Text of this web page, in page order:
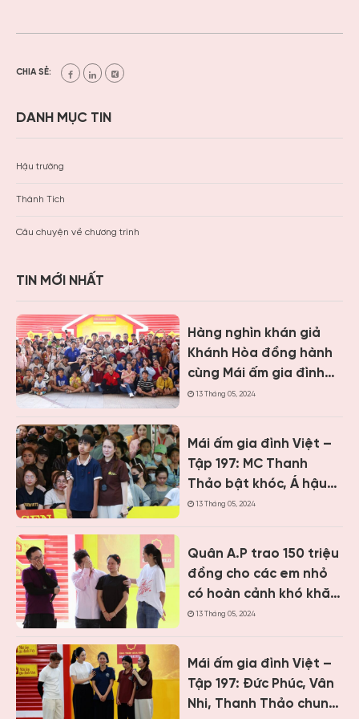
CHIA SẺ:
DANH MỤC TIN
Hậu trường
Thành Tích
Câu chuyện về chương trình
TIN MỚI NHẤT
Hàng nghìn khán giả
Khánh Hòa đồng hành
cùng Mái ấm gia đình
Việt, trao hơn 9 tỷ
13 Tháng 05, 2024
Mái ấm gia đình Việt –
Tập 197: MC Thanh
Thảo bật khóc, Á hậu
Vân Nhi và ca sĩ Nguyễn
chăm mẹ bệnh tâm
thần
13 Tháng 05, 2024
Quân A.P trao 150 triệu
đồng cho các em nhỏ
có hoàn cảnh khó khăn
khi ghi hình “Mái ấm gia
13 Tháng 05, 2024
Mái ấm gia đình Việt –
Tập 197: Đức Phúc, Vân
Nhi, Thanh Thảo chung